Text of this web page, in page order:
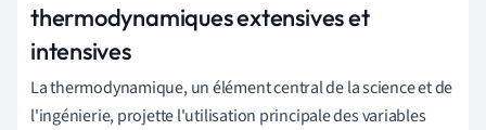
thermodynamiques extensives et
intensives
La thermodynamique, un élément central de la science et de
l'ingénierie, projette l'utilisation principale des variables